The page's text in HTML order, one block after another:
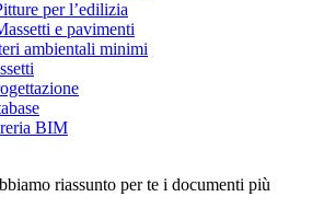
per l’edilizia
e pavimenti
ambientali minimi
BIM
riassunto per te i documenti più